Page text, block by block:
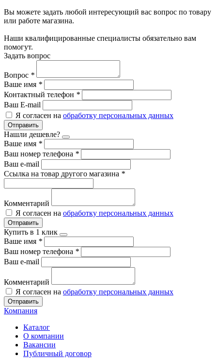
Вы можете задать любой интересующий вас вопрос по товару
или работе магазина.
Наши квалифицированные специалисты обязательно вам
помогут.
Задать вопрос
Вопрос *
Ваше имя *
Контактный телефон *
Ваш E-mail
Я согласен на обработку персональных данных
Отправить
Нашли дешевле?
Ваше имя *
Ваш номер телефона *
Ваш e-mail
Ссылка на товар другого магазина *
Комментарий
Я согласен на обработку персональных данных
Отправить
Купить в 1 клик
Ваше имя *
Ваш номер телефона *
Ваш e-mail
Комментарий
Я согласен на обработку персональных данных
Отправить
Компания
Каталог
О компании
Вакансии
Публичный договор